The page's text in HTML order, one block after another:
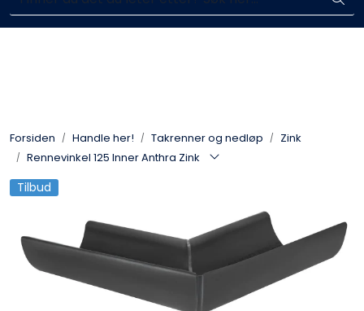
Skip to main contentEnkelt kjøp, hentes i butikk (Sandefjord)
Forsiden Handle her! Takrenner og nedløp
Zink
Rennevinkel 125 Inner Anthra Zink
Tilbud
Taktekking
FOAMGLAS®
Ventilasjon